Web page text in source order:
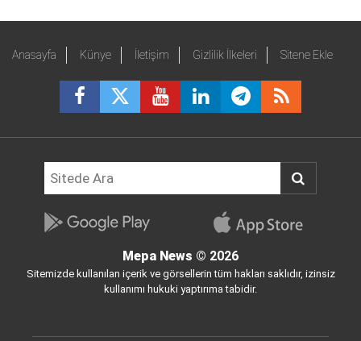
Anasayfa Künye İletişim Gizlilik İlkeleri Sitene Ekle
Mepa News © 2026
Sitemizde kullanılan içerik ve görsellerin tüm hakları saklıdır, izinsiz
kullanımı hukuki yaptırıma tabidir.